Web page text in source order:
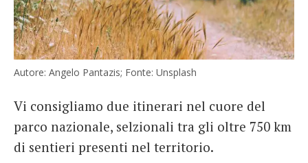
Autore: Angelo Pantazis; Fonte: Unsplash
Vi consigliamo due itinerari nel cuore del
parco nazionale, selzionali tra gli oltre 750 km
di sentieri presenti nel territorio.